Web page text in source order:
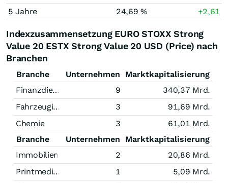
5 Jahre 24,69 % +2,61
Indexzusammensetzung EURO STOXX Strong
Value 20 ESTX Strong Value 20 USD (Price) nach
Branchen
Branche Unternehmen
Marktkapitalisierung
Finanzdienstleistungen
9
340,37 Mrd.
Fahrzeugindustrie
3
91,69 Mrd.
Chemie
3
61,01 Mrd.
Branche
Unternehmen
Marktkapitalisierung
Immobilien
2
20,86 Mrd.
Printmedien
1
5,09 Mrd.